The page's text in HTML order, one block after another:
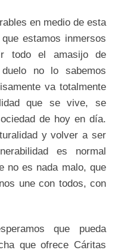
en medio de esta
estamos inmersos
todo el amasijo de
no lo sabemos
va totalmente
que se vive, se
de hoy en día.
y volver a ser
es normal
no es nada malo, que
une con todos, con
que pueda
que ofrece Cáritas